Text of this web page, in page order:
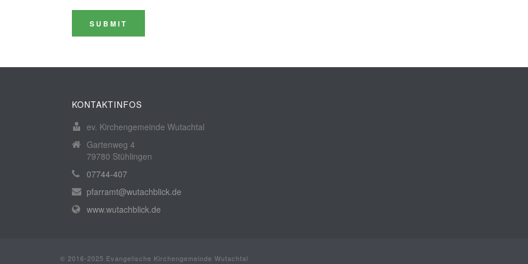
SUBMIT
KONTAKTINFOS
ev. Kirchengemeinde Wutachtal
Gartenweg 4
79780 Stühlingen
07744-407
pfarramt@wutachblick.de
www.wutachblick.de
© 2016-2025 Evangelische Kirchengemeinde Wutachtal